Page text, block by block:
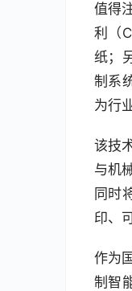
值得
利（
纸；
制系
为行
该技
与机
同时
印、
作为
制智